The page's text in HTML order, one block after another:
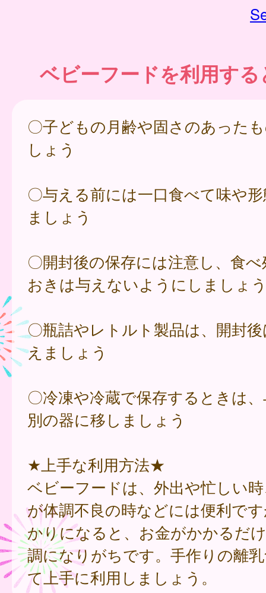
ベビーフードを利用す
〇子どもの月齢や固さのあった
しょう
〇与える前には一口食べて味や
ましょう
〇開封後の保存には注意し、食
おきは与えないようにしましょ
〇瓶詰やレトルト製品は、開封
えましょう
〇冷凍や冷蔵で保存するときは
別の器に移しましょう
★上手な利用方法★
ベビーフードは、外出や忙しい
が体調不良の時などには便利で
かりになると、お金がかかるだ
調になりがちです。手作りの離
て上手に利用しましょう。